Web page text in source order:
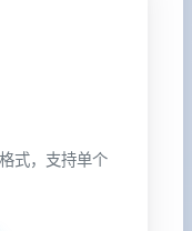
式，支持单个